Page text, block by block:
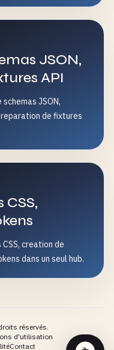
JSON,
API
JSON,
de fixtures
creation de
dans un seul hub.
réservés.
d'utilisation
Contact